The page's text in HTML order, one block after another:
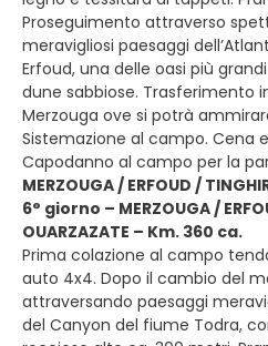
Proseguimento attraverso
meravigliosi paesaggi
Erfoud, una delle oasi più
dune sabbiose. Trasferimento
Merzouga ove si potrà
Sistemazione al campo. Cena
Capodanno al campo per la
MERZOUGA / ERFOUD /
6° giorno – MERZOUGA /
OUARZAZATE – Km. 360 ca.
Prima colazione al campo
auto 4x4. Dopo il cambio del
attraversando paesaggi
del Canyon del fiume Todra,